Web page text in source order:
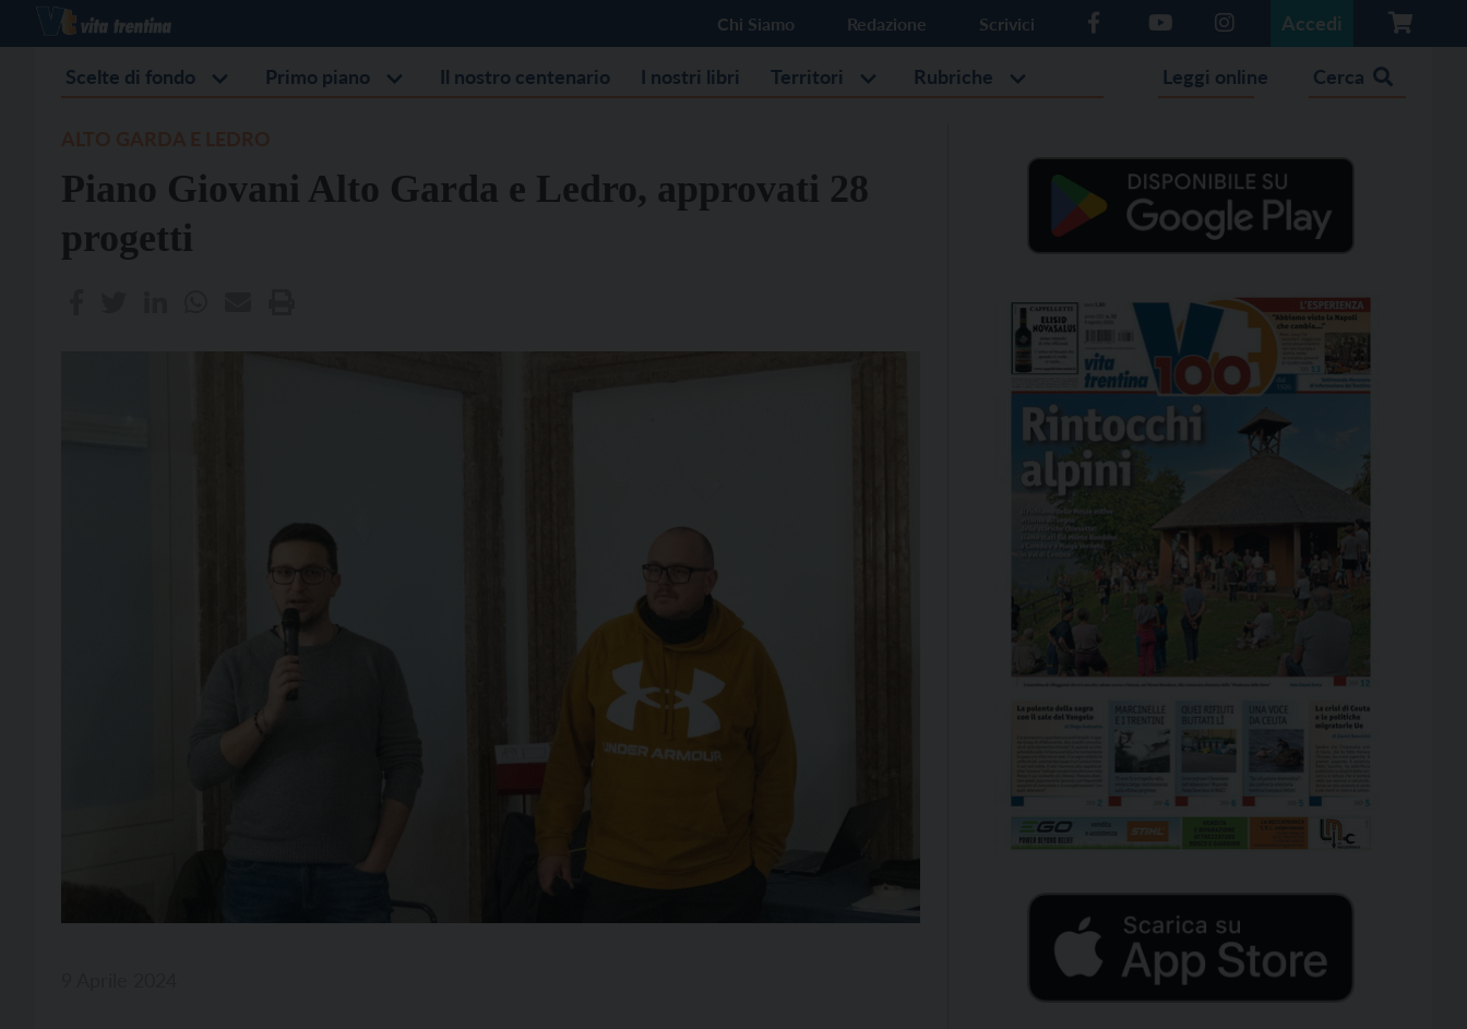
Chi Siamo Redazione Scrivici Accedi
Scelte di fondo Primo piano Il nostro centenario I nostri libri Territori Rubriche Leggi online Cerca
Piano Giovani Alto Garda e Ledro, approvati 28
progetti